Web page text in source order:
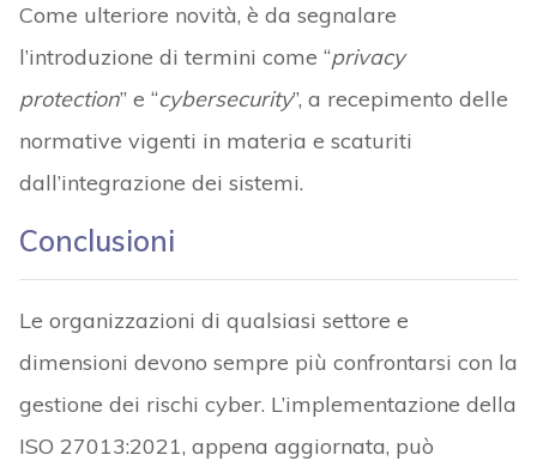
Come ulteriore novità, è da segnalare
l’introduzione di termini come “privacy
protection” e “cybersecurity”, a recepimento delle
normative vigenti in materia e scaturiti
dall’integrazione dei sistemi.
Conclusioni
Le organizzazioni di qualsiasi settore e
dimensioni devono sempre più confrontarsi con la
gestione dei rischi cyber. L’implementazione della
ISO 27013:2021, appena aggiornata, può